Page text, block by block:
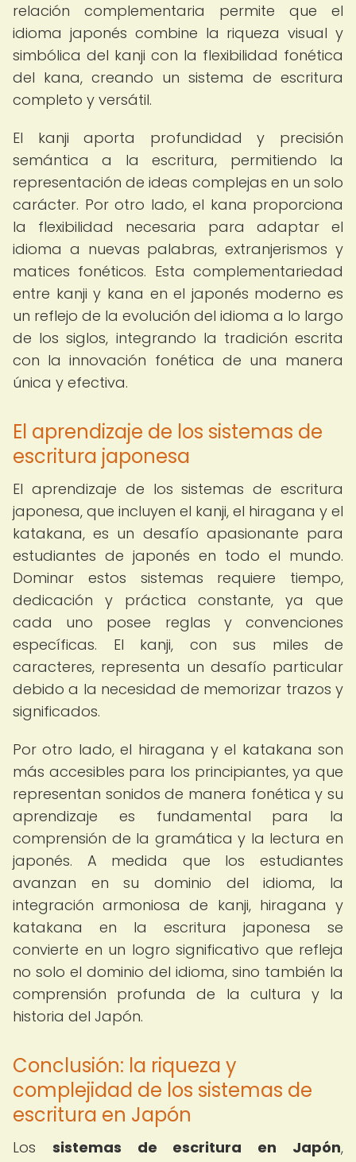
relación complementaria permite que el
idioma japonés combine la riqueza visual y
simbólica del kanji con la flexibilidad fonética
del kana, creando un sistema de escritura
completo y versátil.
El kanji aporta profundidad y precisión
semántica a la escritura, permitiendo la
representación de ideas complejas en un solo
carácter. Por otro lado, el kana proporciona
la flexibilidad necesaria para adaptar el
idioma a nuevas palabras, extranjerismos y
matices fonéticos. Esta complementariedad
entre kanji y kana en el japonés moderno es
un reflejo de la evolución del idioma a lo largo
de los siglos, integrando la tradición escrita
con la innovación fonética de una manera
única y efectiva.
El aprendizaje de los sistemas de
escritura japonesa
El aprendizaje de los sistemas de escritura
japonesa, que incluyen el kanji, el hiragana y el
katakana, es un desafío apasionante para
estudiantes de japonés en todo el mundo.
Dominar estos sistemas requiere tiempo,
dedicación y práctica constante, ya que
cada uno posee reglas y convenciones
específicas. El kanji, con sus miles de
caracteres, representa un desafío particular
debido a la necesidad de memorizar trazos y
significados.
Por otro lado, el hiragana y el katakana son
más accesibles para los principiantes, ya que
representan sonidos de manera fonética y su
aprendizaje es fundamental para la
comprensión de la gramática y la lectura en
japonés. A medida que los estudiantes
avanzan en su dominio del idioma, la
integración armoniosa de kanji, hiragana y
katakana en la escritura japonesa se
convierte en un logro significativo que refleja
no solo el dominio del idioma, sino también la
comprensión profunda de la cultura y la
historia del Japón.
Conclusión: la riqueza y
complejidad de los sistemas de
escritura en Japón
Los sistemas de escritura en Japón,